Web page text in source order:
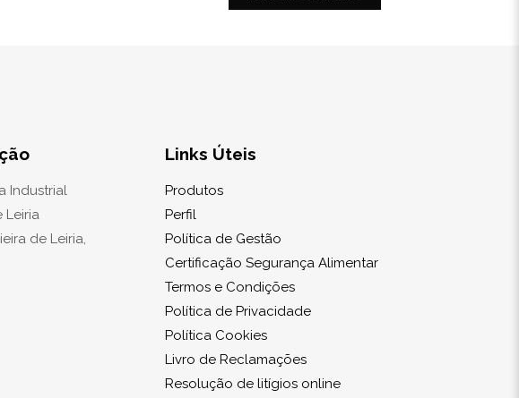
Industrial
Leiria
de Leiria,
Links Úteis
Produtos
Perfil
Política de Gestão
Certificação Segurança Alimentar
Termos e Condições
Política de Privacidade
Política Cookies
Livro de Reclamações
Resolução de litígios online